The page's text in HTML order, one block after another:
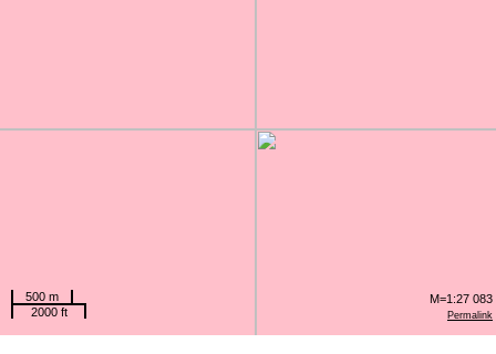
Permalink
500 m
2000 ft
M=1:27 083